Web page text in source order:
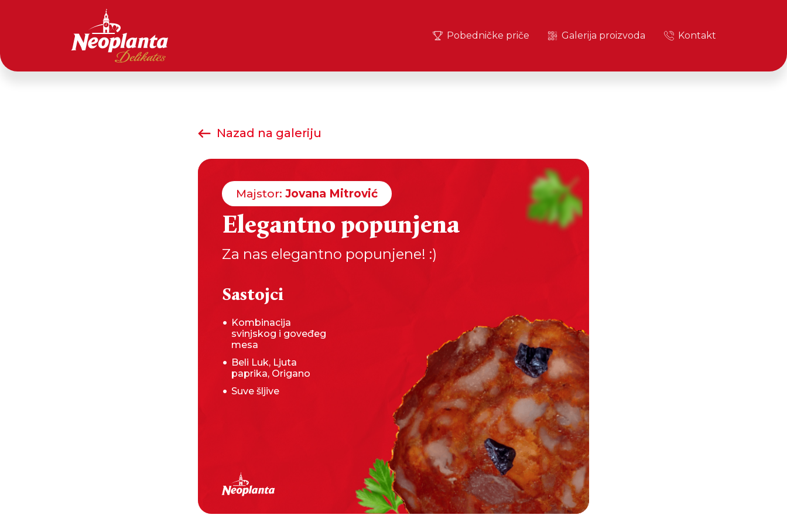
Pobedničke priče Galerija proizvoda Kontakt
Nazad na galeriju
Majstor: Jovana Mitrović
Elegantno popunjena
Za nas elegantno popunjene! :)
Sastojci
Kombinacija
svinjskog i goveđeg
mesa
Beli Luk, Ljuta
paprika, Origano
Suve šljive